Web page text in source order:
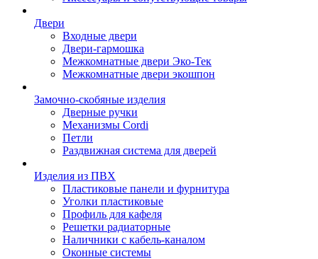
Двери
Входные двери
Двери-гармошка
Межкомнатные двери Эко-Тек
Межкомнатные двери экошпон
Замочно-скобяные изделия
Дверные ручки
Механизмы Cordi
Петли
Раздвижная система для дверей
Изделия из ПВХ
Пластиковые панели и фурнитура
Уголки пластиковые
Профиль для кафеля
Решетки радиаторные
Наличники с кабель-каналом
Оконные системы